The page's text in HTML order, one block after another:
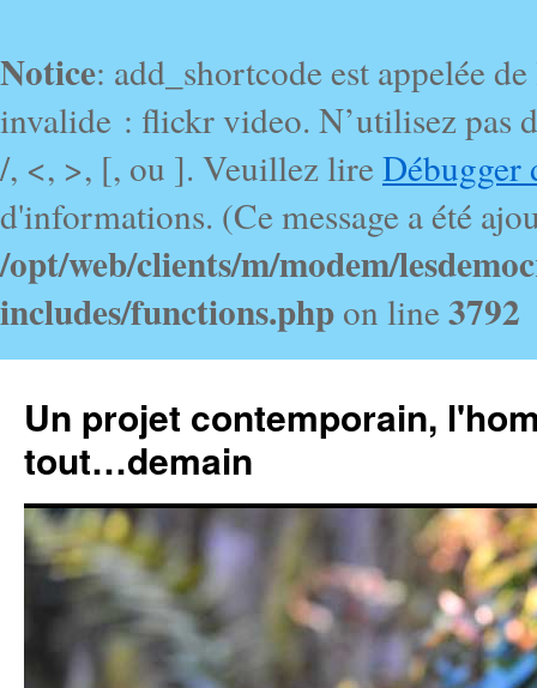
Notice: add_shortcode est appelée
invalide : flickr video. N’utilisez pas
/, <, >, [, ou ]. Veuillez lireDébugger
d'informations. (Ce message a été
/opt/web/clients/m/modem/
includes/functions.php on line3792
Un projet contemporain,
tout…demain